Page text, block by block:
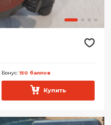
Бонус:150 баллов
Купить